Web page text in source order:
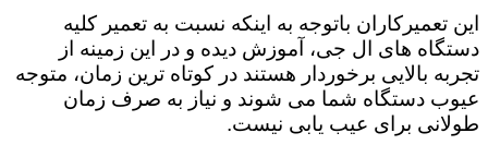
این تعمیرکاران باتوجه به اینکه نسبت به تعمیر کلیه
دستگاه های ال جی، آموزش دیده و در این زمینه از
تجربه بالایی برخوردار هستند در کوتاه ترین زمان، متوجه
عیوب دستگاه شما می شوند و نیاز به صرف زمان
طولانی برای عیب یابی نیست.